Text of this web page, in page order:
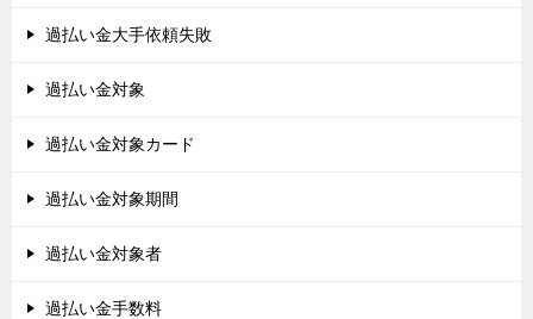
過払い金大手依頼失敗
過払い金対象
過払い金対象カード
過払い金対象期間
過払い金対象者
過払い金手数料